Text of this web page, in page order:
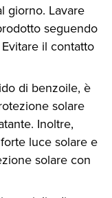
giorno. Lavare
seguendo
il contatto
di benzoile, è
solare
Inoltre,
luce solare e
solare con